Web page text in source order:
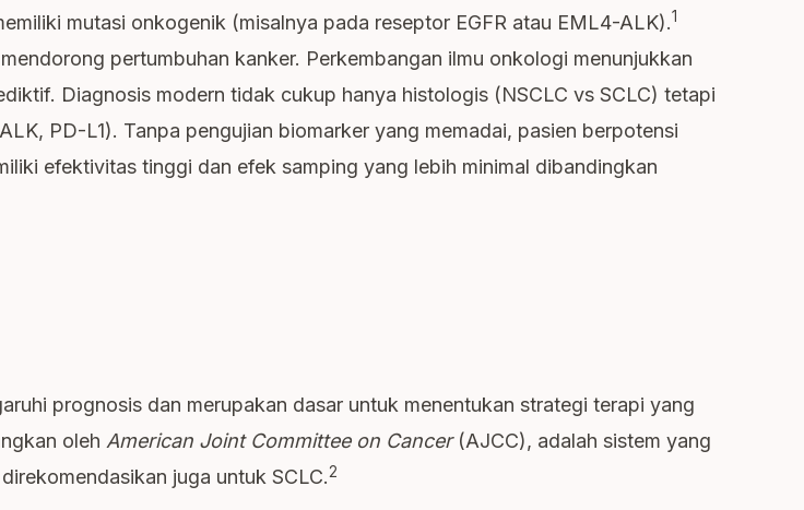
mutasi onkogenik (misalnya pada reseptor EGFR atau EML4-ALK).1
pertumbuhan kanker. Perkembangan ilmu onkologi menunjukkan
Diagnosis modern tidak cukup hanya histologis (NSCLC vs SCLC) tetapi
PD-L1). Tanpa pengujian biomarker yang memadai, pasien berpotensi
efektivitas tinggi dan efek samping yang lebih minimal dibandingkan
prognosis dan merupakan dasar untuk menentukan strategi terapi yang
oleh American Joint Committee on Cancer(AJCC), adalah sistem yang
juga untuk SCLC.2